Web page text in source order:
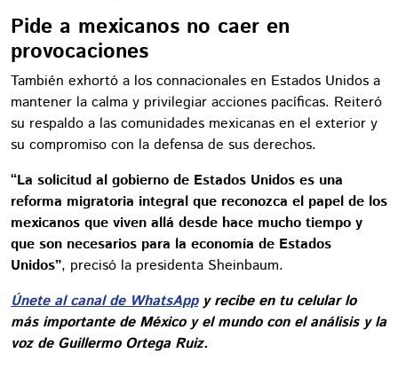
Pide a mexicanos no caer en
provocaciones
También exhortó a los connacionales en Estados Unidos a
mantener la calma y privilegiar acciones pacíficas. Reiteró
su respaldo a las comunidades mexicanas en el exterior y
su compromiso con la defensa de sus derechos.
“La solicitud al gobierno de Estados Unidos es una
reforma migratoria integral que reconozca el papel de los
mexicanos que viven allá desde hace mucho tiempo y
que son necesarios para la economía de Estados
Unidos”, precisó la presidenta Sheinbaum.
Únete al canal de WhatsAppy recibe en tu celular lo
más importante de México y el mundo con el análisis y la
voz de Guillermo Ortega Ruiz.